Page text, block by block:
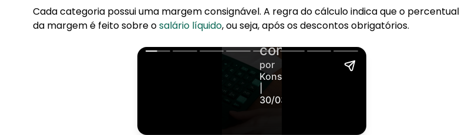
Cada categoria possui uma margem consignável. A regra do cálculo indica que o percentual
da margem é feito sobre osalário líquido, ou seja, após os descontos obrigatórios.